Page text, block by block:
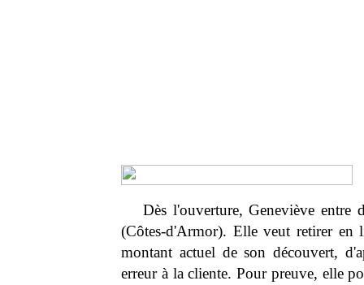
Dès l'ouverture, Geneviève entre
(Côtes-d'Armor). Elle veut retirer
montant actuel de son découvert,
erreur à la cliente. Pour preuve, elle